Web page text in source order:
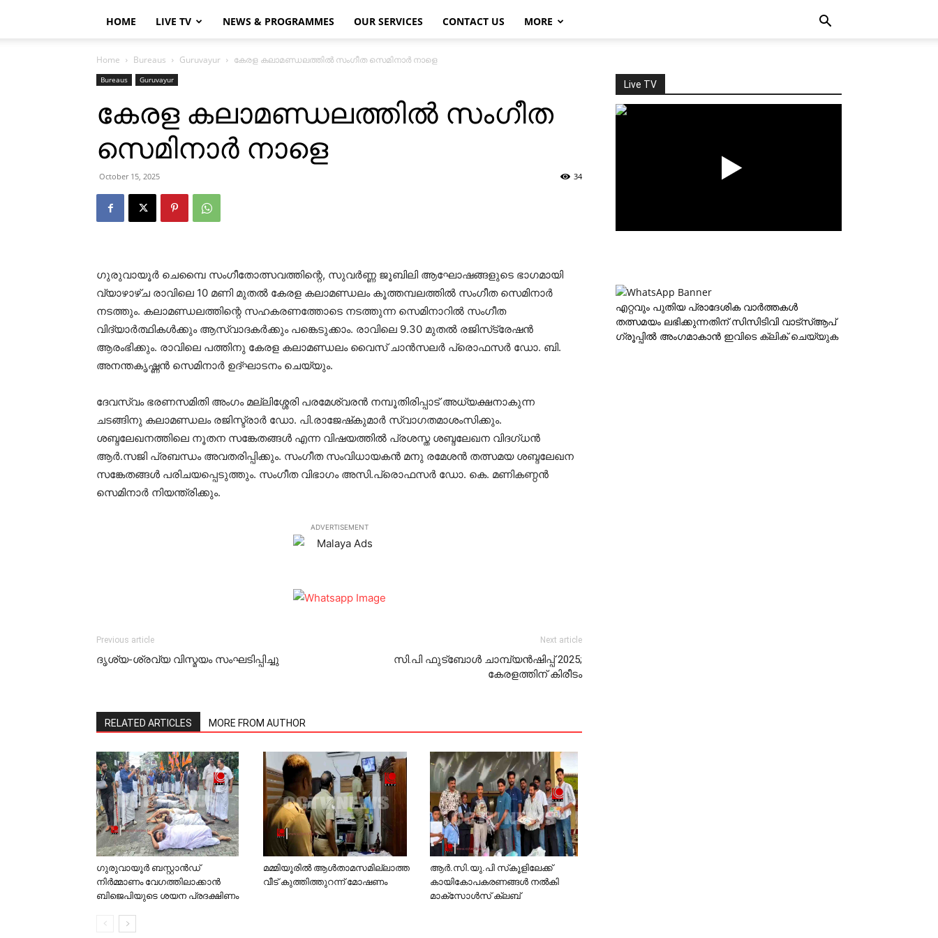
HOME LIVE TV NEWS & PROGRAMMES OUR SERVICES CONTACT US MORE
Home Bureaus Guruvayur കേരള കലാമണ്ഡലത്തില്‍ സംഗീത സെമിനാര്‍ നാളെ
Bureaus Guruvayur
കേരള കലാമണ്ഡലത്തില്‍ സംഗീത
സെമിനാര്‍ നാളെ
October 15, 2025 34
ഗുരുവായൂര്‍ ചെമ്പൈ സംഗീതോത്സവത്തിന്റെ, സുവര്‍ണ്ണ ജൂബിലി ആഘോഷങ്ങളുടെ ഭാഗമായി
വ്യാഴാഴ്ച രാവിലെ 10 മണി മുതല്‍ കേരള കലാമണ്ഡലം കൂത്തമ്പലത്തില്‍ സംഗീത സെമിനാര്‍
നടത്തും. കലാമണ്ഡലത്തിന്റെ സഹകരണത്തോടെ നടത്തുന്ന സെമിനാറില്‍ സംഗീത
വിദ്യാര്‍ത്ഥികള്‍ക്കും ആസ്വാദകര്‍ക്കും പങ്കെടുക്കാം. രാവിലെ 9.30 മുതല്‍ രജിസ്‌ട്രേഷന്‍
ആരംഭിക്കും. രാവിലെ പത്തിനു കേരള കലാമണ്ഡലം വൈസ് ചാന്‍സലര്‍ പ്രൊഫസര്‍ ഡോ. ബി.
അനന്തകൃഷ്ണന്‍ സെമിനാര്‍ ഉദ്ഘാടനം ചെയ്യും.
ദേവസ്വം ഭരണസമിതി അംഗം മല്ലിശ്ശേരി പരമേശ്വരന്‍ നമ്പൂതിരിപ്പാട് അധ്യക്ഷനാകുന്ന
ചടങ്ങിനു കലാമണ്ഡലം രജിസ്ട്രാര്‍ ഡോ. പി.രാജേഷ്‌കുമാര്‍ സ്വാഗതമാശംസിക്കും.
ശബ്ദലേഖനത്തിലെ നൂതന സങ്കേതങ്ങള്‍ എന്ന വിഷയത്തില്‍ പ്രശസ്ത ശബ്ദലേഖന വിദഗ്ധന്‍
ആര്‍.സജി പ്രബന്ധം അവതരിപ്പിക്കും. സംഗീത സംവിധായകന്‍ മനു രമേശന്‍ തത്സമയ ശബ്ദലേഖന
സങ്കേതങ്ങള്‍ പരിചയപ്പെടുത്തും. സംഗീത വിഭാഗം അസി.പ്രൊഫസര്‍ ഡോ. കെ. മണികണ്ഠന്‍
സെമിനാര്‍ നിയന്ത്രിക്കും.
ADVERTISEMENT
Previous article
ദൃശ്യ-ശ്രവ്യ വിസ്മയം സംഘടിപ്പിച്ചു
Next article
സി.പി ഫുട്‌ബോള്‍ ചാമ്പ്യന്‍ഷിപ്പ് 2025;
കേരളത്തിന് കിരീടം
RELATED ARTICLES MORE FROM AUTHOR
ഗുരുവായൂര്‍ ബസ്റ്റാന്‍ഡ്
നിര്‍മ്മാണം വേഗത്തിലാക്കാന്‍
ബിജെപിയുടെ ശയന പ്രദക്ഷിണം
മമ്മിയൂരില്‍ ആള്‍താമസമില്ലാത്ത
വീട് കുത്തിത്തുറന്ന് മോഷണം
ആര്‍.സി.യു.പി സ്‌കൂളിലേക്ക്
കായികോപകരണങ്ങള്‍ നല്‍കി
മാക്‌സോള്‍സ് ക്ലബ്
Live TV
എറ്റവും പുതിയ പ്രാദേശിക വാര്‍ത്തകള്‍
തത്സമയം ലഭിക്കുന്നതിന് സിസിടിവി വാട്‌സ്ആപ്
ഗ്രൂപ്പില്‍ അംഗമാകാന്‍ ഇവിടെ ക്ലിക് ചെയ്യുക